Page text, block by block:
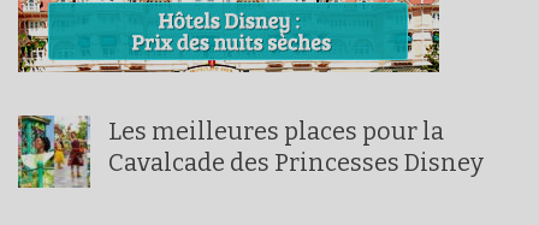
Les meilleures places pour la
Cavalcade des Princesses Disney